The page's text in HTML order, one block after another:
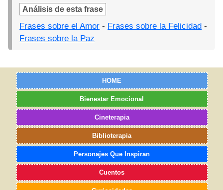
Análisis de esta frase
Frases sobre el Amor - Frases sobre la Felicidad -
Frases sobre la Paz
HOME
Bienestar Emocional
Cineterapia
Biblioterapia
Personajes Que Inspiran
Cuentos